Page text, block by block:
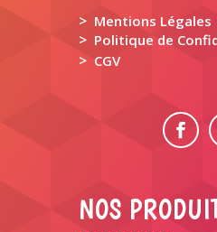
> Mentions Légales
> Politique de
> CGV
NOS